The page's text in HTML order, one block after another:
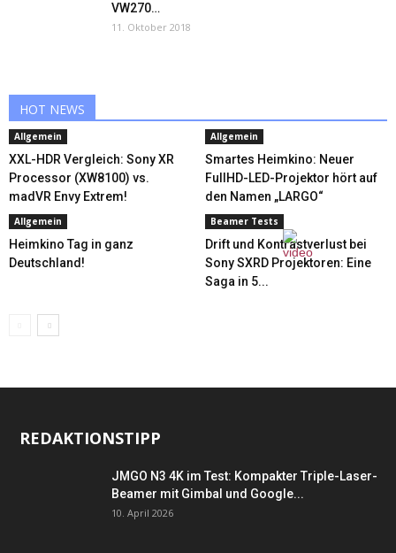
VW270…
11. Oktober 2018
HOT NEWS
Allgemein
XXL-HDR Vergleich: Sony XR
Processor (XW8100) vs.
madVR Envy Extrem!
Allgemein
Smartes Heimkino: Neuer
FullHD-LED-Projektor hört auf
den Namen „LARGO“
Allgemein
Heimkino Tag in ganz
Deutschland!
Beamer Tests
Drift und Kontrastverlust bei
Sony SXRD Projektoren: Eine
Saga in 5...
REDAKTIONSTIPP
JMGO N3 4K im Test: Kompakter Triple-Laser-
Beamer mit Gimbal und Google...
10. April 2026